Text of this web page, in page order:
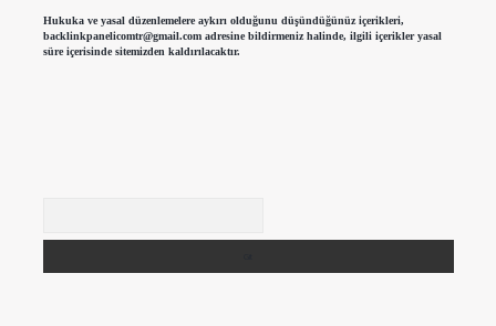
Hukuka ve yasal düzenlemelere aykırı olduğunu düşündüğünüz içerikleri,
backlinkpanelicomtr@gmail.comadresine bildirmeniz halinde, ilgili içerikler yasal
süre içerisinde sitemizden kaldırılacaktır.